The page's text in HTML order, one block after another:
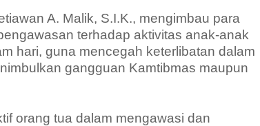
A. Malik, S.I.K., mengimbau para
terhadap aktivitas anak-anak
hari, guna mencegah keterlibatan dalam
gangguan Kamtibmas maupun
orang tua dalam mengawasi dan